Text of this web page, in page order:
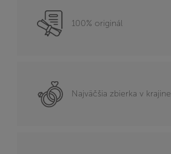
100% originál
Najväčšia zbierka v krajine